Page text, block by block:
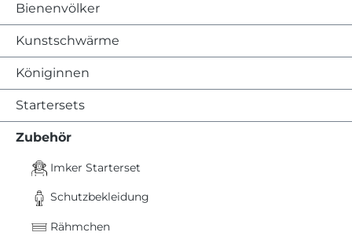
Bienenvölker
Kunstschwärme
Königinnen
Startersets
Zubehör
Imker Starterset
Schutzbekleidung
Rähmchen